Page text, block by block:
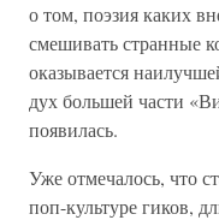
о том, поэзия каких
смешивать странные
оказывается
дух большей части
появилась.
Уже отмечалось, что
поп-культуре гиков,